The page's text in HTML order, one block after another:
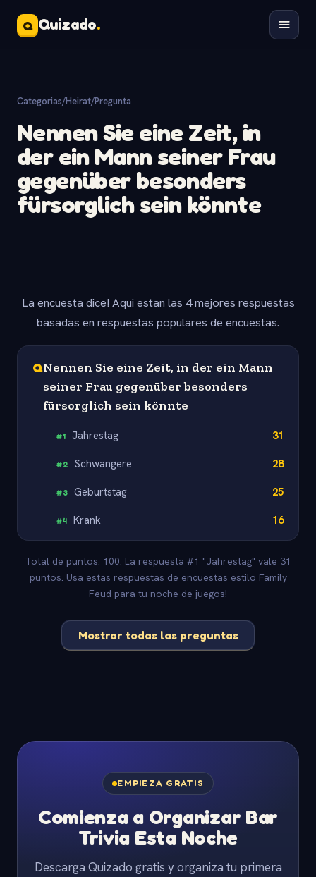
Q Quizado.
Categorias/Heirat/Pregunta
Nennen Sie eine Zeit, in
der ein Mann seiner Frau
gegenüber besonders
fürsorglich sein könnte
La encuesta dice! Aqui estan las 4 mejores respuestas
basadas en respuestas populares de encuestas.
QNennen Sie eine Zeit, in der ein Mann
seiner Frau gegenüber besonders
fürsorglich sein könnte
#1 Jahrestag 31
#2 Schwangere 28
#3 Geburtstag 25
#4 Krank 16
Total de puntos: 100. La respuesta #1 "Jahrestag" vale 31
puntos. Usa estas respuestas de encuestas estilo Family
Feud para tu noche de juegos!
Mostrar todas las preguntas
EMPIEZA GRATIS
Comienza a Organizar Bar
Trivia Esta Noche
Descarga Quizado gratis y organiza tu primera